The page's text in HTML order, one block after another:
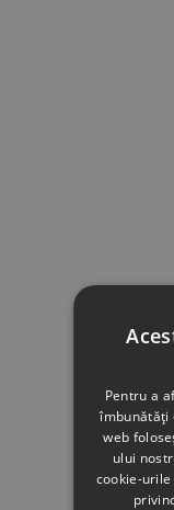
Pentru a
îmbunătăți
web
ului
cookie-